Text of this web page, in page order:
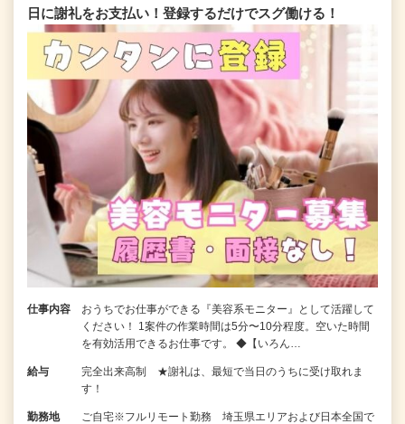
日に謝礼をお支払い！登録するだけでスグ働ける！
仕事内容
おうちでお仕事ができる『美容系モニター』として活躍して
ください！ 1案件の作業時間は5分〜10分程度。空いた時間
を有効活用できるお仕事です。 ◆【いろん…
給与
完全出来高制 ★謝礼は、最短で当日のうちに受け取れま
す！
勤務地
ご自宅※フルリモート勤務 埼玉県エリアおよび日本全国で